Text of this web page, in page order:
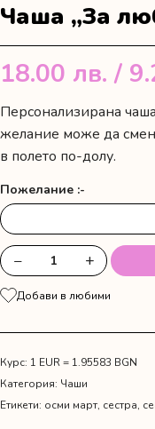
Чаша „За
18.00 лв. /
Персонализирана
желание може да
в полето по-долу.
Пожелание :-
количество
за
Чаша
сестричка"
− +
Добави в любими
Курс: 1 EUR = 1.95583 BGN
Категория: Чаши
Етикети: осми март, сестра,